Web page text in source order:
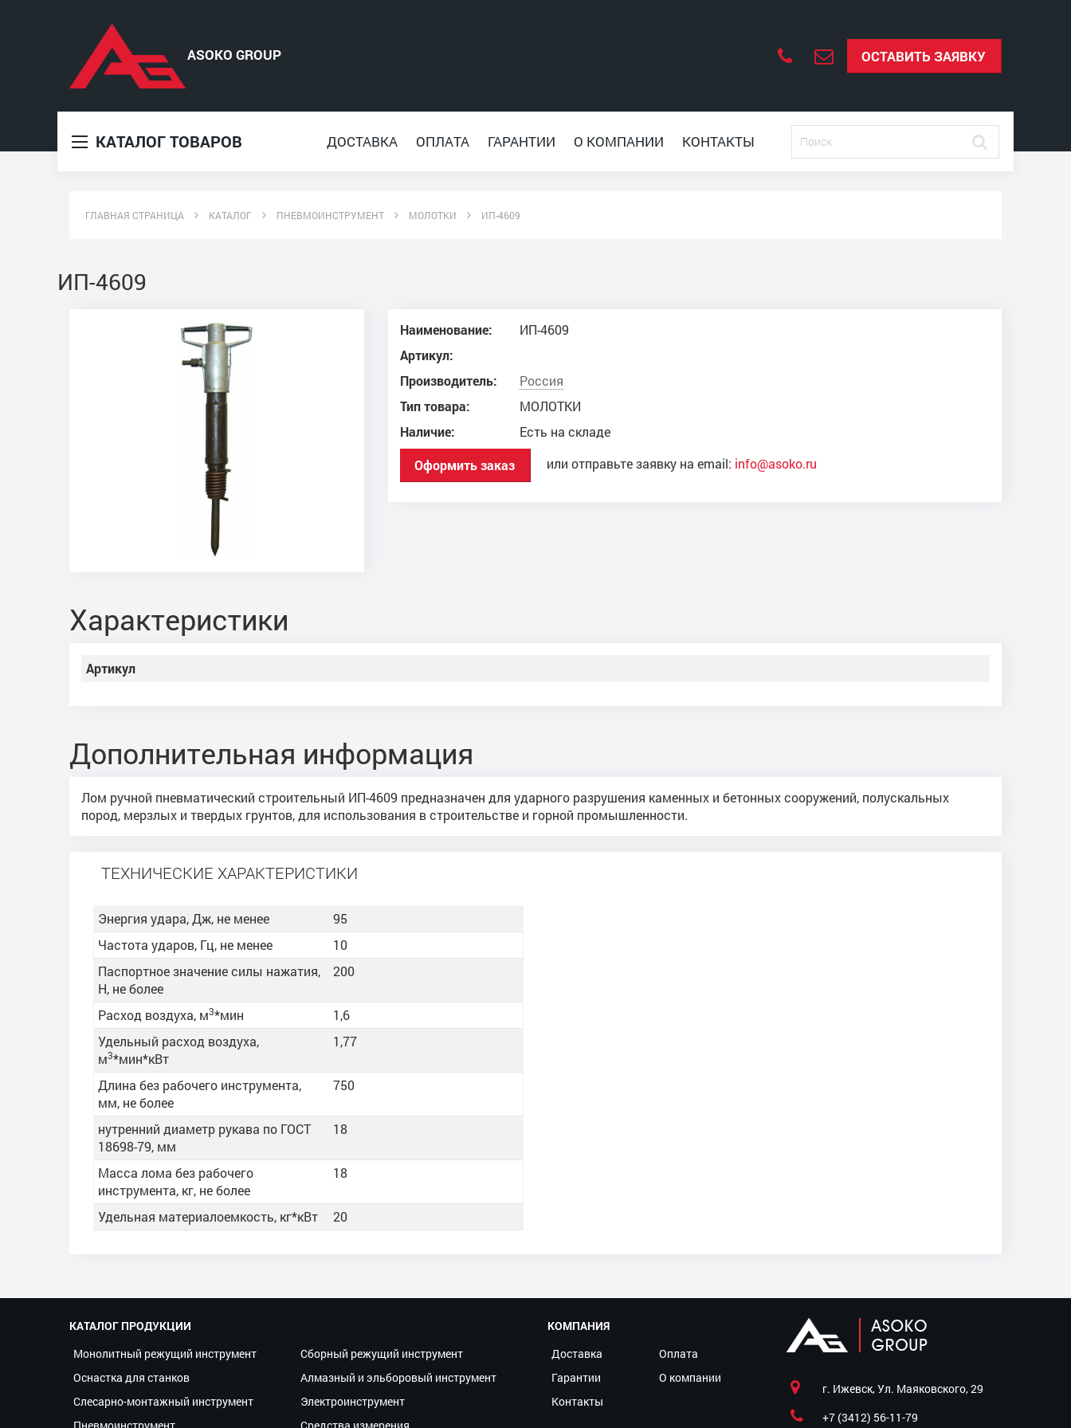
ОСТАВИТЬ ЗАЯВКУ
КАТАЛОГ ТОВАРОВ ДОСТАВКА ОПЛАТА ГАРАНТИИ О КОМПАНИИ КОНТАКТЫ
ГЛАВНАЯ СТРАНИЦА КАТАЛОГ ПНЕВМОИНСТРУМЕНТ МОЛОТКИ ИП-4609
ИП-4609
Наименование:
ИП-4609
Артикул:
Производитель:
Россия
Тип товара:
МОЛОТКИ
Наличие:
Есть на складе
Оформить заказ или отправьте заявку на email: info@asoko.ru
Характеристики
Артикул
Дополнительная информация
Лом ручной пневматический строительный ИП-4609 предназначен для ударного разрушения каменных и бетонных сооружений, полускальных
пород, мерзлых и твердых грунтов, для использования в строительстве и горной промышленности.
ТЕХНИЧЕСКИЕ ХАРАКТЕРИСТИКИ
Энергия удара, Дж, не менее
95
Частота ударов, Гц, не менее
10
Паспортное значение силы нажатия,
Н, не более
200
Расход воздуха, м3*мин
1,6
Удельный расход воздуха,
м3*мин*кВт
1,77
Длина без рабочего инструмента,
мм, не более
750
нутренний диаметр рукава по ГОСТ
18698-79, мм
18
Масса лома без рабочего
инструмента, кг, не более
18
Удельная материалоемкость, кг*кВт 20
КАТАЛОГ ПРОДУКЦИИ
Монолитный режущий инструмент
Сборный режущий инструмент
Оснастка для станков
Алмазный и эльборовый инструмент
Слесарно-монтажный инструмент
Электроинструмент
Пневмоинструмент
Средства измерения
КОМПАНИЯ
Доставка
Оплата
Гарантии
О компании
Контакты
г. Ижевск, Ул. Маяковского, 29
+7 (3412) 56-11-79